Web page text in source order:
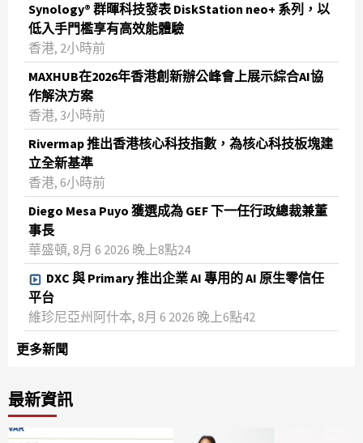
Synology® 群暉科技發表 DiskStation neo+ 系列，以
低入手門檻享有高效能體驗
香港, 2小時前
MAXHUB在2026年香港創新辦公峰會上展示綜合AI協
作解決方案
香港, 3小時前
Rivermap 推出香港核心科技指數，為核心科技板塊建
立全新基準
香港, 6小時前
Diego Mesa Puyo 獲選成為 GEF 下一任行政總裁兼董
事長
華盛頓, 8月 6 2026 晚上8點24
DXC 與 Primary 推出企業 AI 專用的 AI 原生零信任
平台
維珍尼亞州阿什本, 8月 6 2026 晚上6點42
更多新聞
最新資訊